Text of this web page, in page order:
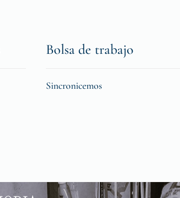
Bolsa de trabajo
Sincronicemos